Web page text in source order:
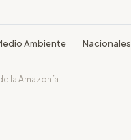
Ambiente Nacionales
la Amazonía